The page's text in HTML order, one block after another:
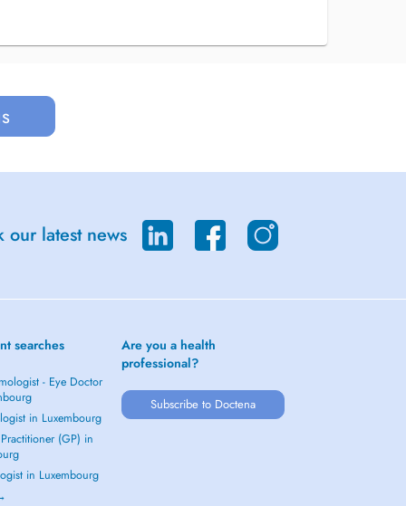
our latest news
searches
- Eye Doctor
in Luxembourg
(GP) in
in Luxembourg
Are you a health
professional?
Subscribe to Doctena